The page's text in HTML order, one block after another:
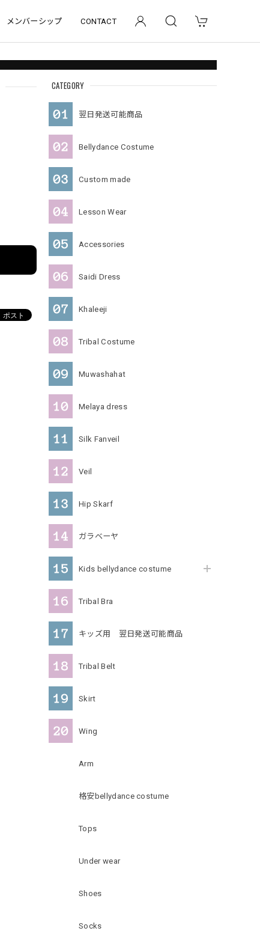
メンバーシップ CONTACT
CATEGORY
翌日発送可能商品
Bellydance Costume
Custom made
Lesson Wear
Accessories
Saidi Dress
Khaleeji
Tribal Costume
Muwashahat
Melaya dress
Silk Fanveil
Veil
Hip Skarf
ガラベーヤ
Kids bellydance costume
Tribal Bra
キッズ用 翌日発送可能商品
Tribal Belt
Skirt
Wing
Arm
格安bellydance costume
Tops
Under wear
Shoes
Socks